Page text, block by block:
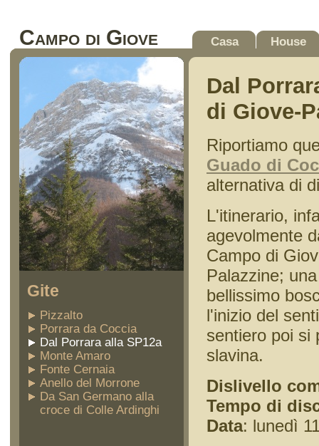
Campo di Giove Casa House
Gite
Pizzalto
Porrara da Coccia
Dal Porrara alla SP12a
Monte Amaro
Fonte Cernaia
Anello del Morrone
Da San Germano alla
croce di Colle Ardinghi
Dal
di Giove-
Riportiamo
Guado di
alternativa di
L'itinerario,
agevolmente
Campo di
Palazzine;
bellissimo
l'inizio del
sentiero poi si
slavina.
Dislivello
Tempo di
Data: lunedì